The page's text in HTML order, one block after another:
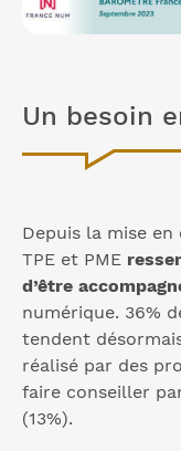
Un besoin
Depuis la mise
TPE et PME
d’être
numérique. 36%
tendent
réalisé par des
faire conseiller
(13%).